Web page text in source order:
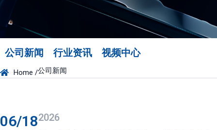
公司新闻 行业资讯 视频中心
Home /公司新闻
06/182026